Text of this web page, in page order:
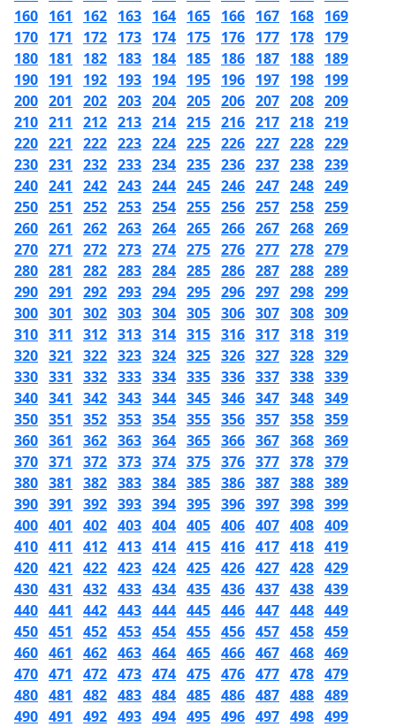
160 161 162 163 164 165 166 167 168 169
170 171 172 173 174 175 176 177 178 179
180 181 182 183 184 185 186 187 188 189
190 191 192 193 194 195 196 197 198 199
200 201 202 203 204 205 206 207 208 209
210 211 212 213 214 215 216 217 218 219
220 221 222 223 224 225 226 227 228 229
230 231 232 233 234 235 236 237 238 239
240 241 242 243 244 245 246 247 248 249
250 251 252 253 254 255 256 257 258 259
260 261 262 263 264 265 266 267 268 269
270 271 272 273 274 275 276 277 278 279
280 281 282 283 284 285 286 287 288 289
290 291 292 293 294 295 296 297 298 299
300 301 302 303 304 305 306 307 308 309
310 311 312 313 314 315 316 317 318 319
320 321 322 323 324 325 326 327 328 329
330 331 332 333 334 335 336 337 338 339
340 341 342 343 344 345 346 347 348 349
350 351 352 353 354 355 356 357 358 359
360 361 362 363 364 365 366 367 368 369
370 371 372 373 374 375 376 377 378 379
380 381 382 383 384 385 386 387 388 389
390 391 392 393 394 395 396 397 398 399
400 401 402 403 404 405 406 407 408 409
410 411 412 413 414 415 416 417 418 419
420 421 422 423 424 425 426 427 428 429
430 431 432 433 434 435 436 437 438 439
440 441 442 443 444 445 446 447 448 449
450 451 452 453 454 455 456 457 458 459
460 461 462 463 464 465 466 467 468 469
470 471 472 473 474 475 476 477 478 479
480 481 482 483 484 485 486 487 488 489
490 491 492 493 494 495 496 497 498 499